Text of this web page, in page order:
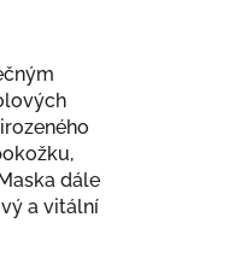
dále
a vitální